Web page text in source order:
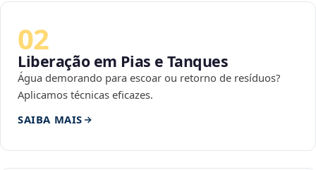
02
Liberação em Pias e Tanques
Água demorando para escoar ou retorno de resíduos?
Aplicamos técnicas eficazes.
SAIBA MAIS